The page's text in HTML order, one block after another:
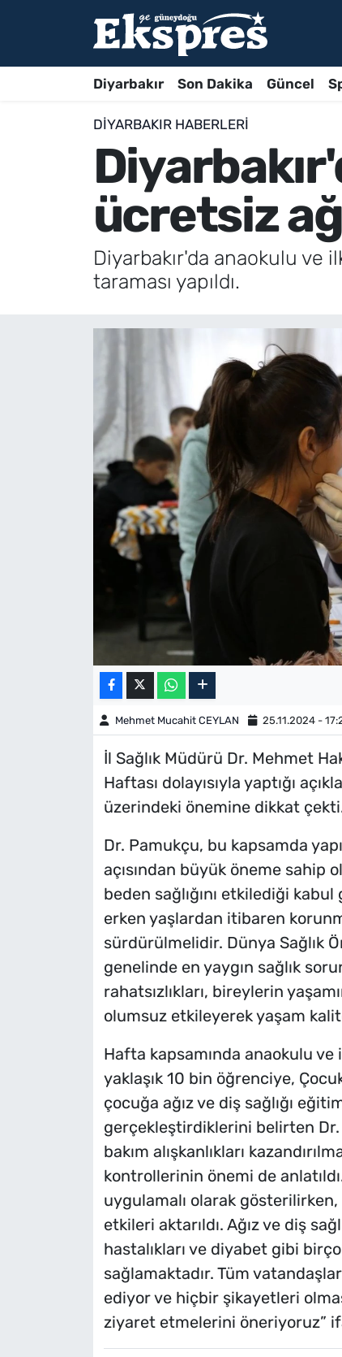
Diyarbakır Son Dakika Güncel
DIYARBAKIR HABERLERI
ücretsiz
Diyarbakır'da anaokulu ve
taraması yapıldı.
Mehmet Mucahit CEYLAN 25.11.2024 -
İl Sağlık Müdürü Dr. Mehmet
Haftası dolayısıyla yaptığı
üzerindeki önemine dikkat
Dr. Pamukçu, bu kapsamda
açısından büyük öneme sahip
beden sağlığını etkilediği
erken yaşlardan itibaren
sürdürülmelidir. Dünya Sağlık
genelinde en yaygın sağlık
rahatsızlıkları, bireylerin
olumsuz etkileyerek yaşam
Hafta kapsamında anaokulu
yaklaşık 10 bin öğrenciye,
çocuğa ağız ve diş sağlığı
gerçekleştirdiklerini belirten
bakım alışkanlıkları
kontrollerinin önemi de
uygulamalı olarak gösterilirken,
etkileri aktarıldı. Ağız ve diş
hastalıkları ve diyabet gibi
sağlamaktadır. Tüm
ediyor ve hiçbir şikayetleri
ziyaret etmelerini öneriyoruz”